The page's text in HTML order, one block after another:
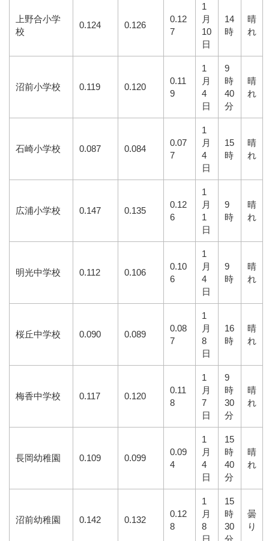
上野合小学
校
0.124 0.126
0.12
7
1
月
10
日
14
時
晴
れ
沼前小学校 0.119 0.120
0.11
9
1
月
4
日
9
時
40
分
晴
れ
石崎小学校 0.087 0.084
0.07
7
1
月
4
日
15
時
晴
れ
広浦小学校 0.147 0.135
0.12
6
1
月
1
日
9
時
晴
れ
明光中学校 0.112 0.106
0.10
6
1
月
4
日
9
時
晴
れ
桜丘中学校 0.090 0.089
0.08
7
1
月
8
日
16
時
晴
れ
梅香中学校 0.117 0.120
0.11
8
1
月
7
日
9
時
30
分
晴
れ
長岡幼稚園 0.109 0.099
0.09
4
1
月
4
日
15
時
40
分
晴
れ
沼前幼稚園 0.142 0.132
0.12
8
1
月
8
日
15
時
30
分
曇
り